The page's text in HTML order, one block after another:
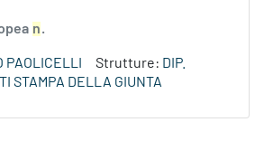
n.
PAOLICELLI Strutture: DIP.
STAMPA DELLA GIUNTA